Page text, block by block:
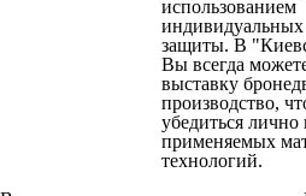
использованием
индивидуальных
защиты. В
Вы всегда
выставку
производство,
убедиться лично
применяемых
технологий.